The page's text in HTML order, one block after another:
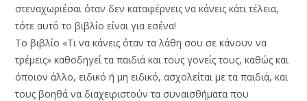
στεναχωριέσαι όταν δεν καταφέρνεις να κάνεις κάτι τέλεια,
τότε αυτό το βιβλίο είναι για εσένα!
Το βιβλίο «Τι να κάνεις όταν τα λάθη σου σε κάνουν να
τρέμεις» καθοδηγεί τα παιδιά και τους γονείς τους, καθώς και
όποιον άλλο, ειδικό ή μη ειδικό, ασχολείται με τα παιδιά, και
τους βοηθά να διαχειριστούν τα συναισθήματα που